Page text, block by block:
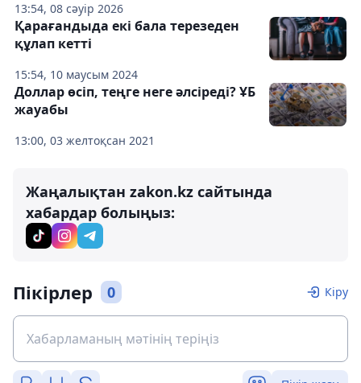
13:54, 08 сәуір 2026
15:54, 10 маусым 2024
Қарағандыда екі бала терезеден
құлап кетті
13:00, 03 желтоқсан 2021
Доллар өсіп, теңге неге әлсіреді? ҰБ
жауабы
Жаңалықтан zakon.kz сайтында
хабардар болыңыз:
Пікірлер 0 Кіру